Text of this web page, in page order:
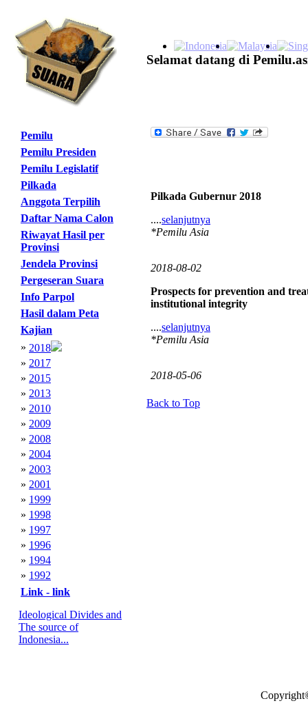
Selamat datang di
Pemilu
Pemilu Presiden
Pemilu Legislatif
Pilkada
Anggota Terpilih
Daftar Nama Calon
Riwayat Hasil per
Provinsi
Jendela Provinsi
Pergeseran Suara
Info Parpol
Hasil dalam Peta
Kajian
» 2018
» 2017
» 2015
» 2013
» 2010
» 2009
» 2008
» 2004
» 2003
» 2001
» 1999
» 1998
» 1997
» 1996
» 1994
» 1992
Link - link
Ideological Divides and
The source of
Indonesia...
Pilkada Gubernur 2018
....selanjutnya
*Pemilu Asia
2018-08-02
Prospects for prevention and
institutional integrity
....selanjutnya
*Pemilu Asia
2018-05-06
Back to Top